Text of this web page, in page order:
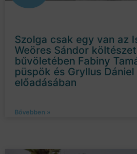
Szolga csak egy van az
Weöres Sándor
bűvöletében Fabiny
püspök és Gryllus Dániel
előadásában
Bővebben »